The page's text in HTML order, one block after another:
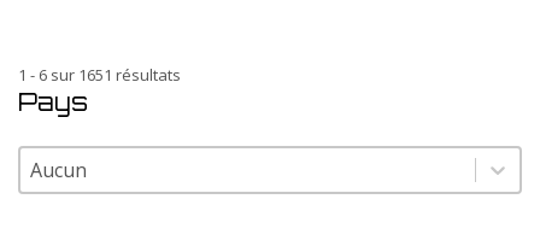
1 - 6 sur 1651 résultats
Pays
Pays
Pays